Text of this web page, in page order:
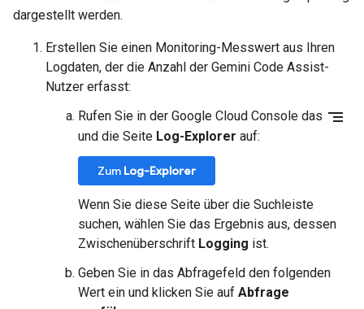
dargestellt werden.
Erstellen Sie einen Monitoring-Messwert aus Ihren
Logdaten, der die Anzahl der Gemini Code Assist-
Nutzer erfasst:
Rufen Sie in der Google Cloud Console das Segment
und die Seite Log-Explorer auf:
Zum Log-Explorer
Wenn Sie diese Seite über die Suchleiste
suchen, wählen Sie das Ergebnis aus, dessen
Zwischenüberschrift Logging ist.
Geben Sie in das Abfragefeld den folgenden
Wert ein und klicken Sie auf Abfrage